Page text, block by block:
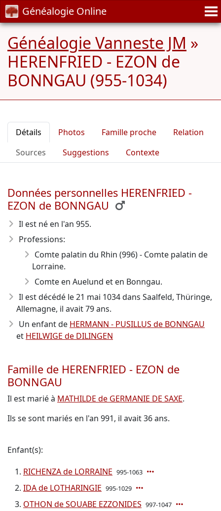
Généalogie Online
Généalogie Vanneste JM »
HERENFRIED - EZON de
BONNGAU (955-1034)
Détails Photos Famille proche
Relation
Sources
Suggestions Contexte
Données personnelles HERENFRIED -
EZON de BONNGAU
Il est né en l'an 955.
Professions:
Comte palatin du Rhin (996) - Comte palatin de
Lorraine.
Comte en Auelund et en Bonngau.
Il est décédé le 21 mai 1034dans Saalfeld, Thüringe,
Allemagne, il avait 79 ans.
Un enfant de HERMANN - PUSILLUS de BONNGAU
et HEILWIGE de DILINGEN
Famille de HERENFRIED - EZON de
BONNGAU
Il est marié à MATHILDE de GERMANIE DE SAXE.
Ils se sont mariés en l'an 991, il avait 36 ans.
Enfant(s):
RICHENZA de LORRAINE 995-1063
IDA de LOTHARINGIE 995-1029
OTHON de SOUABE EZZONIDES 997-1047